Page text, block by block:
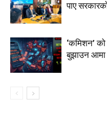
पाए
‘कमिशन’ को
बुझाउन आमा